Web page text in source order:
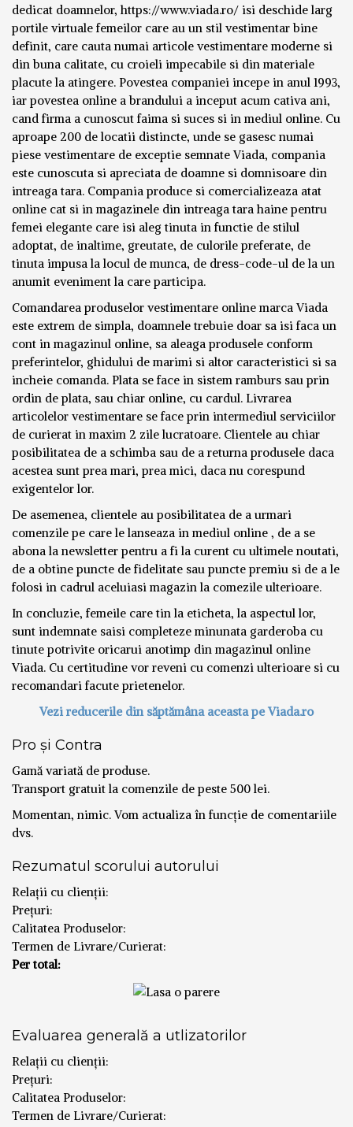
dedicat doamnelor, https://www.viada.ro/ isi deschide larg
portile virtuale femeilor care au un stil vestimentar bine
definit, care cauta numai articole vestimentare moderne si
din buna calitate, cu croieli impecabile si din materiale
placute la atingere. Povestea companiei incepe in anul 1993,
iar povestea online a brandului a inceput acum cativa ani,
cand firma a cunoscut faima si suces si in mediul online. Cu
aproape 200 de locatii distincte, unde se gasesc numai
piese vestimentare de exceptie semnate Viada, compania
este cunoscuta si apreciata de doamne si domnisoare din
intreaga tara. Compania produce si comercializeaza atat
online cat si in magazinele din intreaga tara haine pentru
femei elegante care isi aleg tinuta in functie de stilul
adoptat, de inaltime, greutate, de culorile preferate, de
tinuta impusa la locul de munca, de dress-code-ul de la un
anumit eveniment la care participa.
Comandarea produselor vestimentare online marca Viada
este extrem de simpla, doamnele trebuie doar sa isi faca un
cont in magazinul online, sa aleaga produsele conform
preferintelor, ghidului de marimi si altor caracteristici si sa
incheie comanda. Plata se face in sistem ramburs sau prin
ordin de plata, sau chiar online, cu cardul. Livrarea
articolelor vestimentare se face prin intermediul serviciilor
de curierat in maxim 2 zile lucratoare. Clientele au chiar
posibilitatea de a schimba sau de a returna produsele daca
acestea sunt prea mari, prea mici, daca nu corespund
exigentelor lor.
De asemenea, clientele au posibilitatea de a urmari
comenzile pe care le lanseaza in mediul online , de a se
abona la newsletter pentru a fi la curent cu ultimele noutati,
de a obtine puncte de fidelitate sau puncte premiu si de a le
folosi in cadrul aceluiasi magazin la comezile ulterioare.
In concluzie, femeile care tin la eticheta, la aspectul lor,
sunt indemnate saisi completeze minunata garderoba cu
tinute potrivite oricarui anotimp din magazinul online
Viada. Cu certitudine vor reveni cu comenzi ulterioare si cu
recomandari facute prietenelor.
Vezi reducerile din săptămâna aceasta pe Viada.ro
Pro și Contra
Gamă variată de produse.
Transport gratuit la comenzile de peste 500 lei.
Momentan, nimic. Vom actualiza în funcție de comentariile
dvs.
Rezumatul scorului autorului
Relații cu clienții:
Prețuri:
Calitatea Produselor:
Termen de Livrare/Curierat:
Per total:
Evaluarea generală a utlizatorilor
Relații cu clienții:
Prețuri:
Calitatea Produselor:
Termen de Livrare/Curierat: